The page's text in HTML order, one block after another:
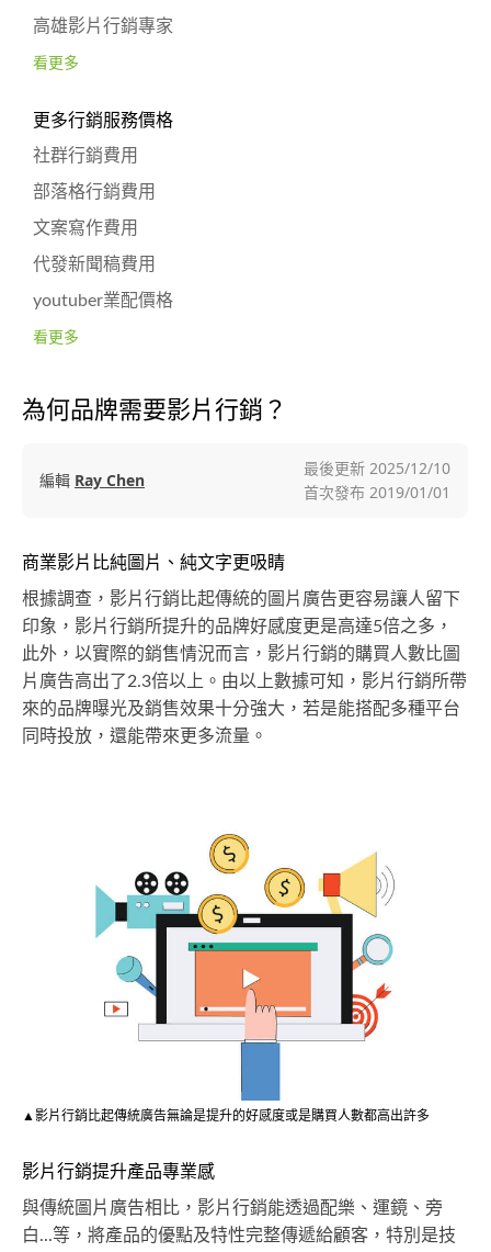
高雄影片行銷專家
看更多
更多行銷服務價格
社群行銷費用
部落格行銷費用
文案寫作費用
代發新聞稿費用
youtuber業配價格
看更多
為何品牌需要影片行銷？
編輯 Ray Chen
最後更新 2025/12/10
首次發布 2019/01/01
商業影片比純圖片、純文字更吸睛
根據調查，影片行銷比起傳統的圖片廣告更容易讓人留下
印象，影片行銷所提升的品牌好感度更是高達5倍之多，
此外，以實際的銷售情況而言，影片行銷的購買人數比圖
片廣告高出了2.3倍以上。由以上數據可知，影片行銷所帶
來的品牌曝光及銷售效果十分強大，若是能搭配多種平台
同時投放，還能帶來更多流量。
▲影片行銷比起傳統廣告無論是提升的好感度或是購買人數都高出許多
影片行銷提升產品專業感
與傳統圖片廣告相比，影片行銷能透過配樂、運鏡、旁
白...等，將產品的優點及特性完整傳遞給顧客，特別是技